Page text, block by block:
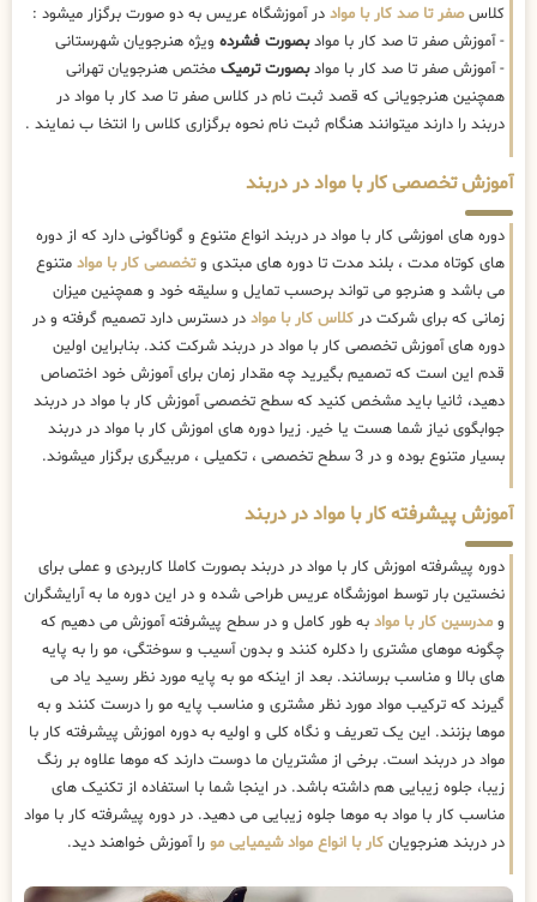
کلاسصفر تا صد کار با مواد در آموزشگاه عریس به دو صورت برگزار میشود :
- آموزش صفر تا صد کار با موادبصورت فشرده ویژه هنرجویان شهرستانی
- آموزش صفر تا صد کار با موادبصورت ترمیک مختص هنرجویان تهرانی
همچنین هنرجویانی که قصد ثبت نام در کلاس صفر تا صد کار با مواد در
دربند را دارند میتوانند هنگام ثبت نام نحوه برگزاری کلاس را انتخا ب نمایند .
آموزش تخصصی کار با مواد در دربند
دوره های اموزشی کار با مواد در دربند انواع متنوع و گوناگونی دارد که از دوره
های کوتاه مدت ، بلند مدت تا دوره های مبتدی وتخصصی کار با مواد متنوع
می باشد و هنرجو می تواند برحسب تمایل و سلیقه خود و همچنین میزان
زمانی که برای شرکت در کلاس کار با مواد در دسترس دارد تصمیم گرفته و در
دوره های آموزش تخصصی کار با مواد در دربند شرکت کند. بنابراین اولین
قدم این است که تصمیم بگیرید چه مقدار زمان برای آموزش خود اختصاص
دهید، ثانیا باید مشخص کنید که سطح تخصصی آموزش کار با مواد در دربند
جوابگوی نیاز شما هست یا خیر. زیرا دوره های اموزش کار با مواد در دربند
بسیار متنوع بوده و در 3 سطح تخصصی ، تکمیلی ، مربیگری برگزار میشوند.
آموزش پیشرفته کار با مواد در دربند
دوره پیشرفته اموزش کار با مواد در دربند بصورت کاملا کاربردی و عملی برای
نخستین بار توسط اموزشگاه عریس طراحی شده و در این دوره ما به آرایشگران
و مدرسین کار با مواد به طور کامل و در سطح پیشرفته آموزش می دهیم که
چگونه موهای مشتری را دکلره کنند و بدون آسیب و سوختگی، مو را به پایه
های بالا و مناسب برسانند. بعد از اینکه مو به پایه مورد نظر رسید یاد می
گیرند که ترکیب مواد مورد نظر مشتری و مناسب پایه مو را درست کنند و به
موها بزنند. این یک تعریف و نگاه کلی و اولیه به دوره اموزش پیشرفته کار با
مواد در دربند است. برخی از مشتریان ما دوست دارند که موها علاوه بر رنگ
زیبا، جلوه زیبایی هم داشته باشد. در اینجا شما با استفاده از تکنیک های
مناسب کار با مواد به موها جلوه زیبایی می دهید. در دوره پیشرفته کار با مواد
در دربند هنرجویان کار با انواع مواد شیمیایی مو را آموزش خواهند دید.